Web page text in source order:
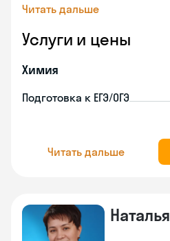
Читать дальше
Услуги и цены
Химия
Подготовка к ЕГЭ/ОГЭ
Читать дальше
Наталья